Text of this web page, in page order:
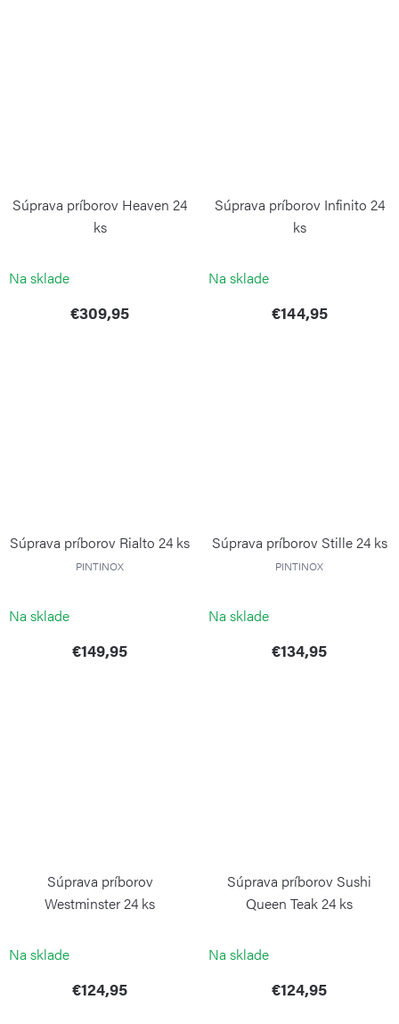
Súprava príborov Heaven 24
ks
Na sklade
€309,95
Súprava príborov Infinito 24
ks
Na sklade
€144,95
Súprava príborov Rialto 24 ks
PINTINOX
Na sklade
€149,95
Súprava príborov Stille 24 ks
PINTINOX
Na sklade
€134,95
Súprava príborov
Westminster 24 ks
Na sklade
€124,95
Súprava príborov Sushi
Queen Teak 24 ks
Na sklade
€124,95